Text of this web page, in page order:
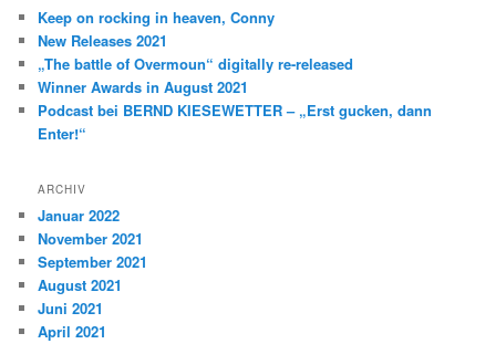
Keep on rocking in heaven, Conny
New Releases 2021
„The battle of Overmoun“ digitally re-released
Winner Awards in August 2021
Podcast bei BERND KIESEWETTER – „Erst gucken, dann
Enter!“
ARCHIV
Januar 2022
November 2021
September 2021
August 2021
Juni 2021
April 2021